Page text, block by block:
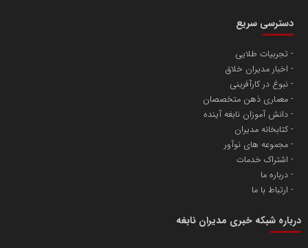
دسترسی سریع
تجربیات طلایی
اخبار مدیران خلاق
نبوغ در کارآفرینی
معماری ذهن متخصصان
دانش آموزان نابغه آینده
کتابخانه مدیران
مجموعه های نوآور
اشتراک خدمات
درباره ما
ارتباط با ما
درباره شبکه خبری مدیران نابغه